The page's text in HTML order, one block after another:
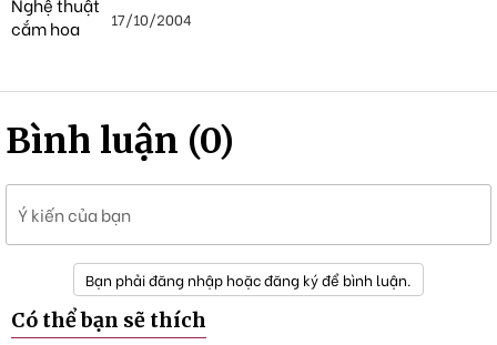
17/10/2004
Bình luận (0)
Ý kiến của bạn
Bạn phải đăng nhập hoặc đăng ký để bình luận.
Có thể bạn sẽ thích